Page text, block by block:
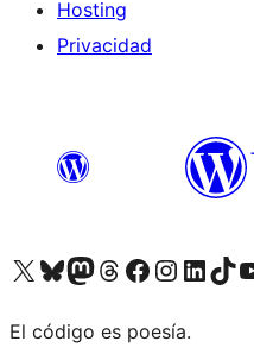
Hosting
Privacidad
Visit our X (formerly Twitter) account
Visit our Bluesky account
Visita nuestra cuenta de Twitter
Visit our Threads account
Visita nuestra página de Facebook
Visite nuestra cuenta de
Visit ourVisit our
El código es poesía.